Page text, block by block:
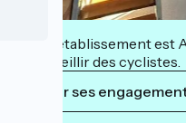
Cet établissement est
accueillir des cyclistes.
Voir ses